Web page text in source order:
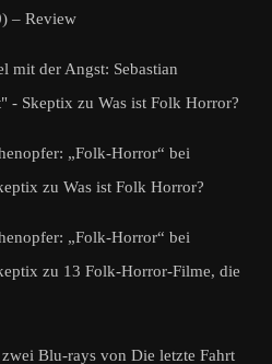
– Review
mit der Angst: Sebastian
- Skeptix zu Was ist Folk Horror?
„Folk-Horror“ bei
zu Was ist Folk Horror?
„Folk-Horror“ bei
zu 13 Folk-Horror-Filme, die
Blu-rays von Die letzte Fahrt